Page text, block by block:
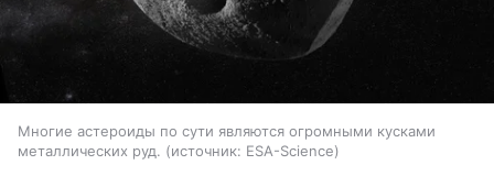
Многие астероиды по сути являются огромными кусками
металлических руд.
источник: ESA-Science